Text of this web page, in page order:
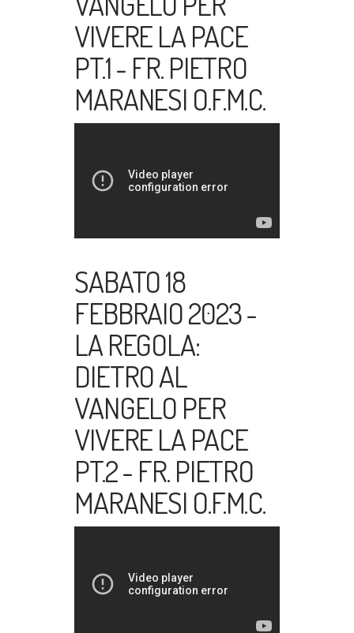
VIVERE LA PACE
PT.1 - FR. PIETRO
MARANESI O.F.M.C.
SABATO 18
FEBBRAIO 2023 -
LA REGOLA:
DIETRO AL
VANGELO PER
VIVERE LA PACE
PT.2 - FR. PIETRO
MARANESI O.F.M.C.